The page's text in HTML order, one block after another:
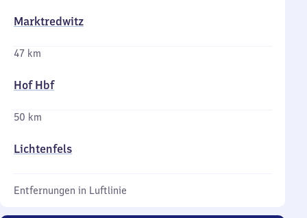
Marktredwitz
47 km
Hof Hbf
50 km
Lichtenfels
Entfernungen in Luftlinie